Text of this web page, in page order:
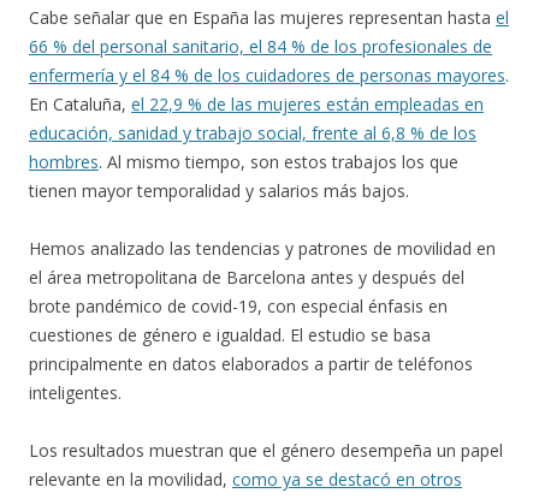
Cabe señalar que en España las mujeres representan hasta el
66 % del personal sanitario, el 84 % de los profesionales de
enfermería y el 84 % de los cuidadores de personas mayores.
En Cataluña, el 22,9 % de las mujeres están empleadas en
educación, sanidad y trabajo social, frente al 6,8 % de los
hombres. Al mismo tiempo, son estos trabajos los que
tienen mayor temporalidad y salarios más bajos.
Hemos analizado las tendencias y patrones de movilidad en
el área metropolitana de Barcelona antes y después del
brote pandémico de covid-19, con especial énfasis en
cuestiones de género e igualdad. El estudio se basa
principalmente en datos elaborados a partir de teléfonos
inteligentes.
Los resultados muestran que el género desempeña un papel
relevante en la movilidad, como ya se destacó en otros